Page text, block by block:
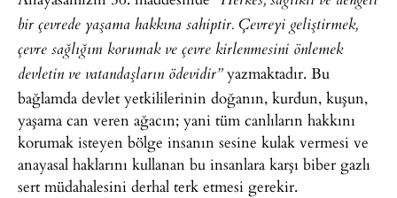
bir çevrede yaşama hakkına sahiptir. Çevreyi geliştirmek,
çevre sağlığını korumak ve çevre kirlenmesini önlemek
devletin ve vatandaşların ödevidir”yazmaktadır. Bu
bağlamda devlet yetkililerinin doğanın, kurdun, kuşun,
yaşama can veren ağacın; yani tüm canlıların hakkını
korumak isteyen bölge insanın sesine kulak vermesi ve
anayasal haklarını kullanan bu insanlara karşı biber gazlı
sert müdahalesini derhal terk etmesi gerekir.